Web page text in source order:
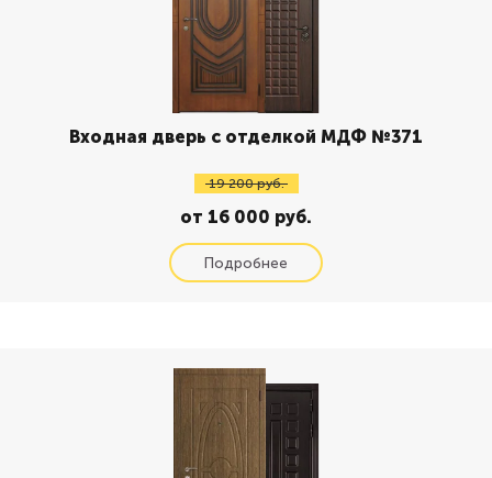
Входная дверь с отделкой МДФ №371
19 200 руб.
от 16 000 руб.